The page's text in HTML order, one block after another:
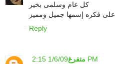
كل عام وسلمى بخير
على فكره إسمها جميل ومميز
Reply
متفرغ 1/6/09 2:15 PM